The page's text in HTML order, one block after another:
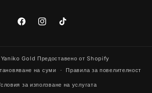
FacebookInstagramTikTok
Yaniko Gold Предоставено от Shopify
на суми
Правила за повелителност
за използване на услугата